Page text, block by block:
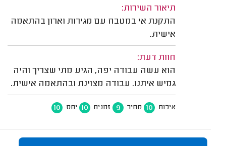
תיאור השירות:
התקנת אי במטבח עם מגירות וארון בהתאמה
אישית.
חוות דעת:
הוא עשה עבודה יפה, הגיע מתי שצריך והיה
גמיש איתנו. עבודה מצוינת ובהתאמה אישית.
איכות 10 מחיר 9 זמנים 10 יחס 10